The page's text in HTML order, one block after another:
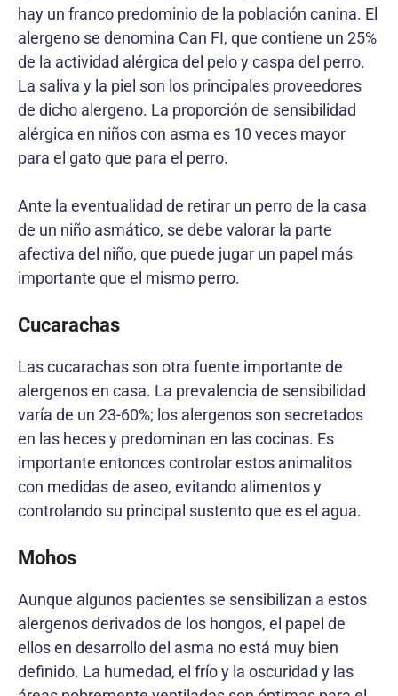
hay un franco predominio de la población canina. El
alergeno se denomina Can FI, que contiene un 25%
de la actividad alérgica del pelo y caspa del perro.
La saliva y la piel son los principales proveedores
de dicho alergeno. La proporción de sensibilidad
alérgica en niños con asma es 10 veces mayor
para el gato que para el perro.
Ante la eventualidad de retirar un perro de la casa
de un niño asmático, se debe valorar la parte
afectiva del niño, que puede jugar un papel más
importante que el mismo perro.
Cucarachas
Las cucarachas son otra fuente importante de
alergenos en casa. La prevalencia de sensibilidad
varía de un 23-60%; los alergenos son secretados
en las heces y predominan en las cocinas. Es
importante entonces controlar estos animalitos
con medidas de aseo, evitando alimentos y
controlando su principal sustento que es el agua.
Mohos
Aunque algunos pacientes se sensibilizan a estos
alergenos derivados de los hongos, el papel de
ellos en desarrollo del asma no está muy bien
definido. La humedad, el frío y la oscuridad y las